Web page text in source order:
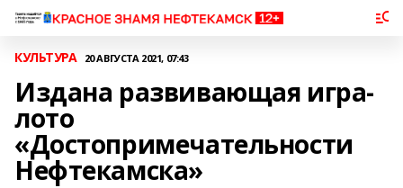
КУЛЬТУРА 20 АВГУСТА 2021, 07:43
Издана развивающая игра-
лото
«Достопримечательности
Нефтекамска»